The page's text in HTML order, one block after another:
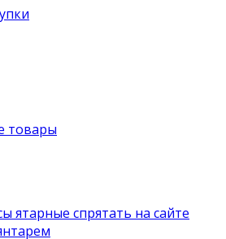
товары
ятарные спрятать на сайте